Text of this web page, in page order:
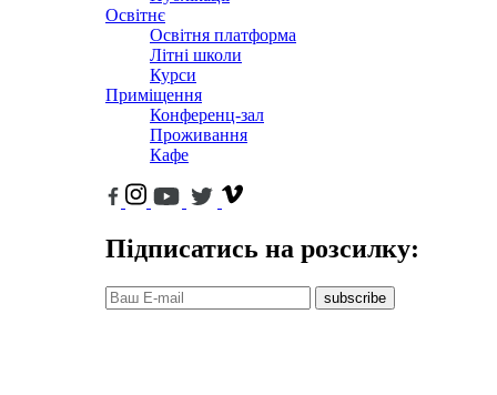
Освітнє
Освітня платформа
Літні школи
Курси
Приміщення
Конференц-зал
Проживання
Кафе
Підписатись на розсилку:
subscribe